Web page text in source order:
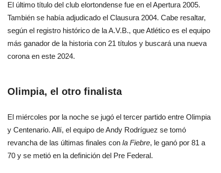
El último título del club elortondense fue en el Apertura 2005.
También se había adjudicado el Clausura 2004. Cabe resaltar,
según el registro histórico de la A.V.B., que Atlético es el equipo
más ganador de la historia con 21 títulos y buscará una nueva
corona en este 2024.
Olimpia, el otro finalista
El miércoles por la noche se jugó el tercer partido entre Olimpia
y Centenario. Allí, el equipo de Andy Rodríguez se tomó
revancha de las últimas finales con la Fiebre, le ganó por 81 a
70 y se metió en la definición del Pre Federal.